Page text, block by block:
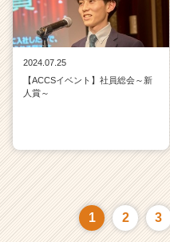
2024.07.25
【ACCSイベント】社員総会～新
人賞～
1 2 3